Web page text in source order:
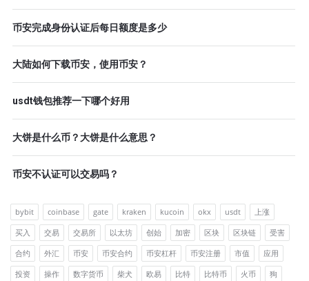
币安完成身份认证后每日额度是多少
大陆如何下载币安，使用币安？
usdt钱包推荐一下哪个好用
大饼是什么币？大饼是什么意思？
币安不认证可以交易吗？
bybit coinbase gate kraken kucoin okx usdt
上涨
买入
交易 交易所 以太坊 创始 加密 区块 区块链
受害
合约
外汇 币安 币安合约 币安杠杆 币安注册 市值
应用
投资
操作 数字货币 柴犬 欧易 比特 比特币 火币 狗